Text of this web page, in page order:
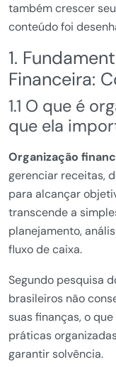
também crescer
conteúdo foi
1.
Financeira:
1.1 O que é
que ela
Organização
gerenciar receitas,
para alcançar
transcende a
planejamento,
fluxo de caixa.
Segundo pesquisa
brasileiros não
suas finanças, o
práticas
garantir solvência.